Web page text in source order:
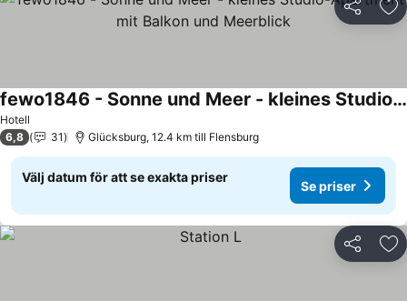
Dela
Hotell
fewo1846 - Sonne und Meer - kleines Studio-Apartment mit Balkon und Meerblick
6,8 31 Glücksburg, 12.4 km till Flensburg
Välj datum för att se exakta priser
Se priser
Dela